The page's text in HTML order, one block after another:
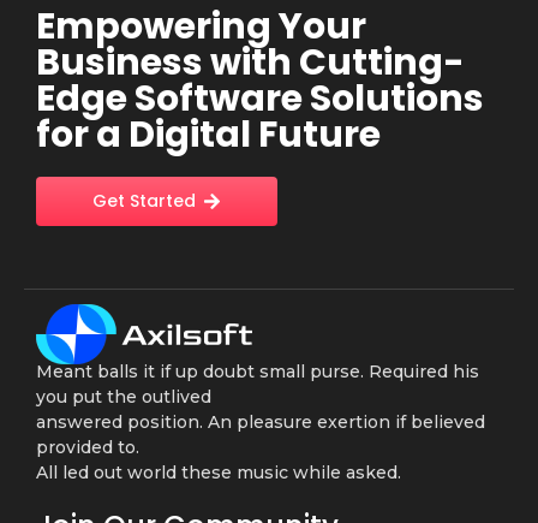
Empowering Your
Business with Cutting-
Edge Software Solutions
for a Digital Future
Get Started
Meant balls it if up doubt small purse. Required his
you put the outlived
answered position. An pleasure exertion if believed
provided to.
All led out world these music while asked.